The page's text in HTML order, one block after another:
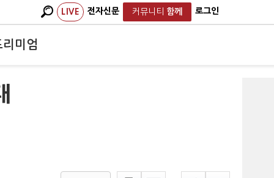
LIVE 전자신문 커뮤니티 함께 로그인
리미엄